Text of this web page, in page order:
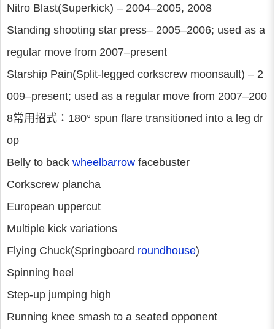
Nitro Blast(Superkick) – 2004–2005, 2008
Standing shooting star press– 2005–2006; used as a
regular move from 2007–present
Starship Pain(Split-legged corkscrew moonsault) – 2
009–present; used as a regular move from 2007–200
8常用招式：180° spun flare transitioned into a leg dr
op
Belly to back wheelbarrow facebuster
Corkscrew plancha
European uppercut
Multiple kick variations
Flying Chuck(Springboard roundhouse)
Spinning heel
Step-up jumping high
Running knee smash to a seated opponent